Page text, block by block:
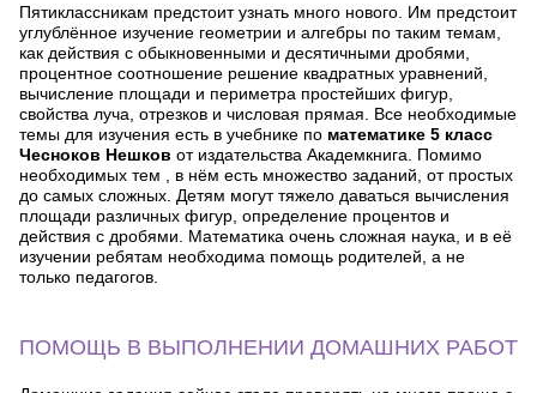
Пятиклассникам предстоит узнать много нового. Им предстоит
углублённое изучение геометрии и алгебры по таким темам,
как действия с обыкновенными и десятичными дробями,
процентное соотношение решение квадратных уравнений,
вычисление площади и периметра простейших фигур,
свойства луча, отрезков и числовая прямая. Все необходимые
темы для изучения есть в учебнике по математике 5 класс
Чесноков Нешков от издательства Академкнига. Помимо
необходимых тем , в нём есть множество заданий, от простых
до самых сложных. Детям могут тяжело даваться вычисления
площади различных фигур, определение процентов и
действия с дробями. Математика очень сложная наука, и в её
изучении ребятам необходима помощь родителей, а не
только педагогов.
ПОМОЩЬ В ВЫПОЛНЕНИИ ДОМАШНИХ РАБОТ